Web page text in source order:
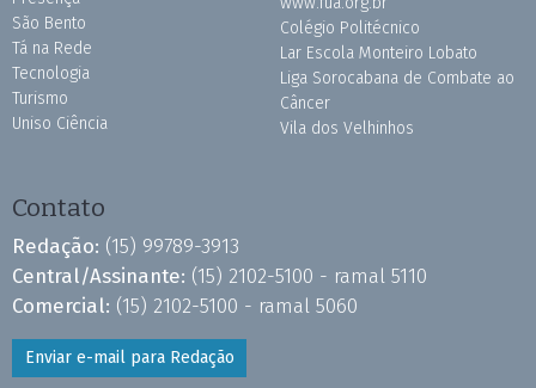
São Bento
Tá na Rede
Tecnologia
Turismo
Uniso Ciência
Colégio Politécnico
Lar Escola Monteiro Lobato
Liga Sorocabana de Combate ao
Câncer
Vila dos Velhinhos
Contato
Redação: (15) 99789-3913
Central/Assinante: (15) 2102-5100 - ramal 5110
Comercial: (15) 2102-5100 - ramal 5060
Enviar e-mail para Redação